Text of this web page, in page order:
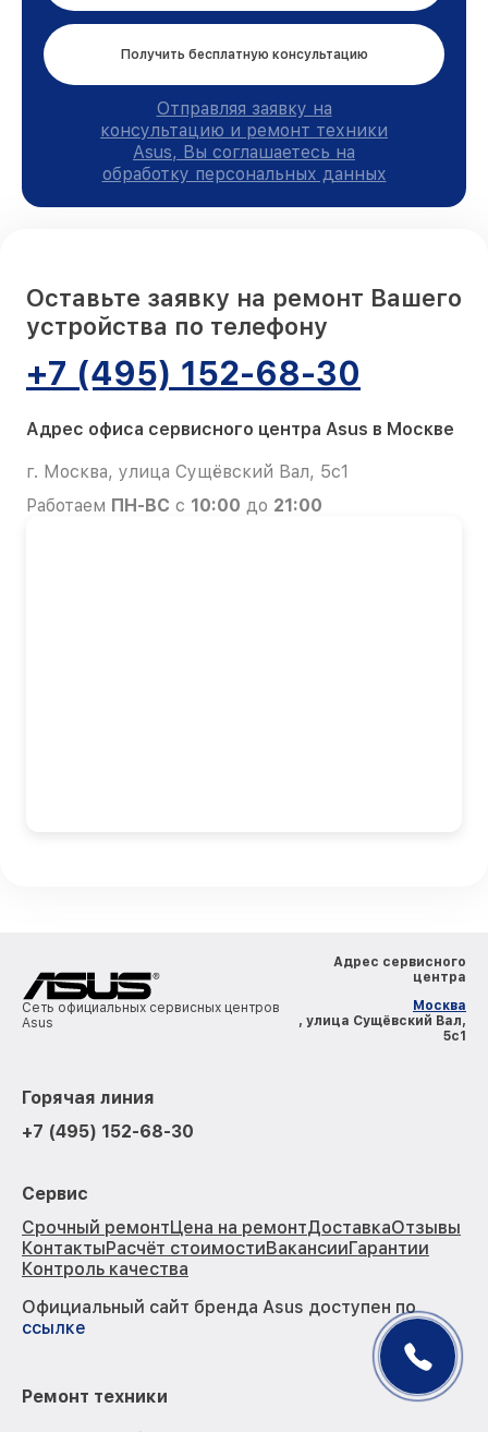
Получить бесплатную консультацию
Отправляя заявку на
консультацию и ремонт техники
Asus, Вы соглашаетесь на
обработку персональных данных
Оставьте заявку на ремонт Вашего
устройства по телефону
+7 (495) 152-68-30
Адрес офиса сервисного центра Asus в Москве
г. Москва, улица Сущёвский Вал, 5с1
Работаем ПН-ВС с 10:00 до 21:00
Сеть официальных сервисных центров
Asus
Адрес сервисного
центра
Москва
, улица Сущёвский Вал,
5с1
Горячая линия
+7 (495) 152-68-30
Сервис
Срочный ремонтЦена на ремонтДоставкаОтзывы
КонтактыРасчёт стоимостиВакансииГарантии
Контроль качества
Официальный сайт бренда Asus доступен по
ссылке
Ремонт техники